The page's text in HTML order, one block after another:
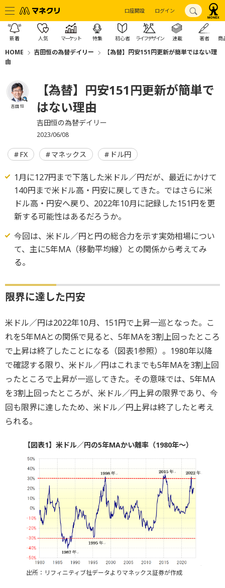
口座開設 ログイン
新着 人気 マーケット 特集 初心者 ライフデザイン 連載 著者 商
HOME 吉田恒の為替デイリー
【為替】円安151円更新が簡単ではない理
由
吉田 恒
【為替】円安151円更新が簡単で
はない理由
吉田恒の為替デイリー
2023/06/08
FX マネックス ドル円
1月に127円まで下落した米ドル／円だが、最近にかけて
140円まで米ドル高・円安に戻してきた。ではさらに米
ドル高・円安へ戻り、2022年10月に記録した151円を更
新する可能性はあるだろうか。
今回は、米ドル／円と円の総合力を示す実効相場につい
て、主に5年MA（移動平均線）との関係から考えてみ
る。
限界に達した円安
米ドル／円は2022年10月、151円で上昇一巡となった。こ
れを5年MAとの関係で見ると、5年MAを3割上回ったところ
で上昇は終了したことになる（図表1参照）。1980年以降
で確認する限り、米ドル／円はこれまでも5年MAを3割上回
ったところで上昇が一巡してきた。その意味では、5年MA
を3割上回ったところが、米ドル／円上昇の限界であり、今
回も限界に達したため、米ドル／円上昇は終了したと考え
られる。
【図表1】米ドル／円の5年MAかい離率（1980年～）
出所：リフィニティブ社データよりマネックス証券が作成